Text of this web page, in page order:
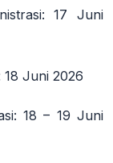
: 17 Juni
18 Juni 2026
: 18 – 19 Juni